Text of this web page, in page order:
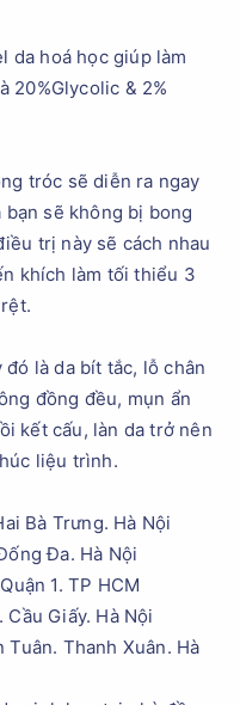
da hoá học giúp làm
20%Glycolic & 2%
tróc sẽ diễn ra ngay
sẽ không bị bong
trị này sẽ cách nhau
khích làm tối thiểu 3
là da bít tắc, lỗ chân
đồng đều, mụn ẩn
kết cấu, làn da trở nên
liệu trình.
Bà Trưng. Hà Nội
Đa. Hà Nội
1. TP HCM
Giấy. Hà Nội
Thanh Xuân. Hà